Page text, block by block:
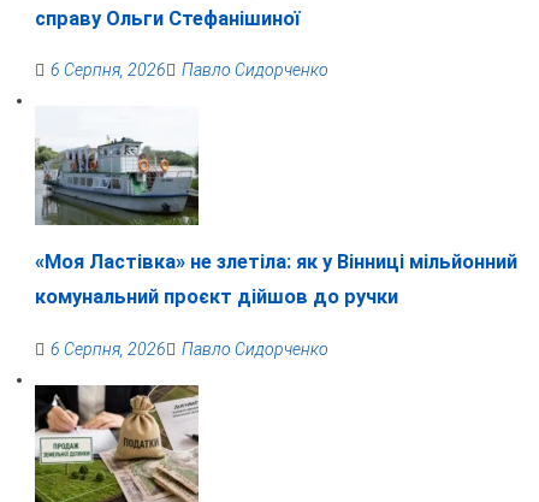
справу Ольги Стефанішиної
6 Серпня, 2026 Павло Сидорченко
«Моя Ластівка» не злетіла: як у Вінниці мільйонний
комунальний проєкт дійшов до ручки
6 Серпня, 2026 Павло Сидорченко